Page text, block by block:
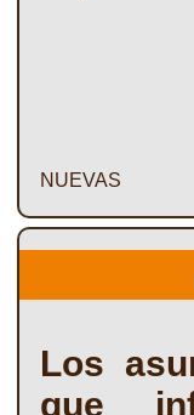
NUEVAS
Los
que